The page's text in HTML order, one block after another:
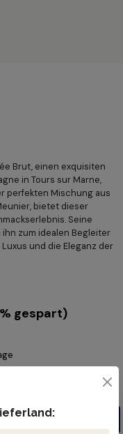
Brut, einen exquisiten
in Tours sur Marne,
perfekten Mischung aus
bietet dieser
Seine
zum idealen Begleiter
und die Eleganz der
gespart)
die Schaltflächen um die Anzahl
Flasche